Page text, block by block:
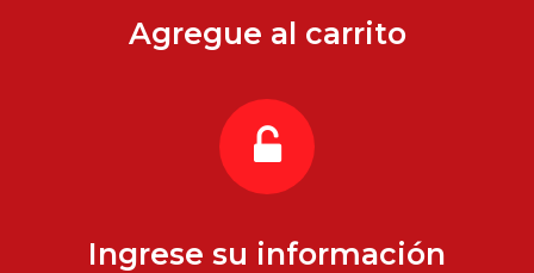
Agregue al carrito
Ingrese su información